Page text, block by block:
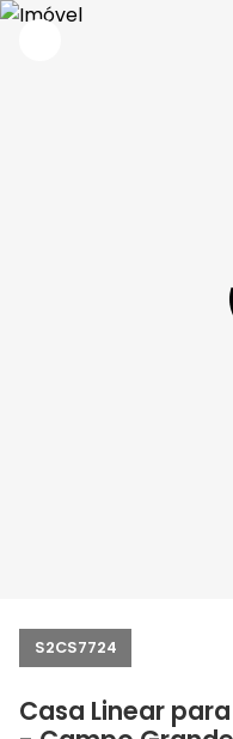
S2CS7724
Casa Linear